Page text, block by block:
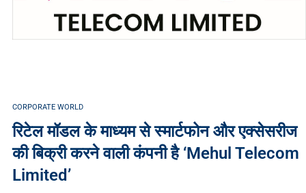
CORPORATE WORLD
रिटेल मॉडल के माध्यम से स्मार्टफोन और एक्सेसरीज
की बिक्री करने वाली कंपनी है ‘Mehul Telecom
Limited’